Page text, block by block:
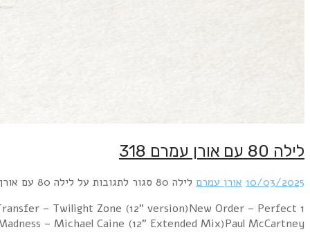
1 Alphaville – Big in japan (Night of the Proms
Kiss (12" version)New Musik – Straight